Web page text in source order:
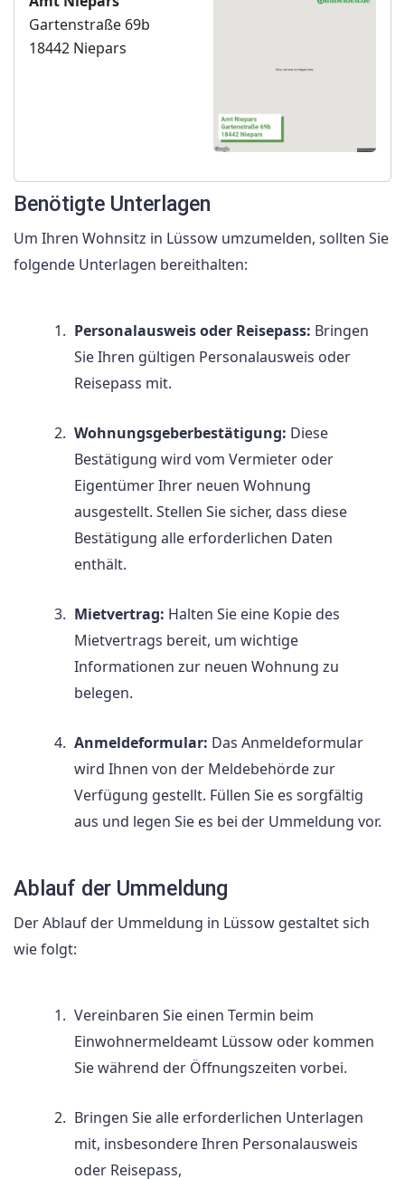
Gartenstraße 69b
18442 Niepars
Benötigte Unterlagen
Um Ihren Wohnsitz in Lüssow umzumelden, sollten Sie
folgende Unterlagen bereithalten:
Personalausweis oder Reisepass: Bringen
Sie Ihren gültigen Personalausweis oder
Reisepass mit.
Wohnungsgeberbestätigung: Diese
Bestätigung wird vom Vermieter oder
Eigentümer Ihrer neuen Wohnung
ausgestellt. Stellen Sie sicher, dass diese
Bestätigung alle erforderlichen Daten
enthält.
Mietvertrag: Halten Sie eine Kopie des
Mietvertrags bereit, um wichtige
Informationen zur neuen Wohnung zu
belegen.
Anmeldeformular: Das Anmeldeformular
wird Ihnen von der Meldebehörde zur
Verfügung gestellt. Füllen Sie es sorgfältig
aus und legen Sie es bei der Ummeldung vor.
Ablauf der Ummeldung
Der Ablauf der Ummeldung in Lüssow gestaltet sich
wie folgt:
Vereinbaren Sie einen Termin beim
Einwohnermeldeamt Lüssow oder kommen
Sie während der Öffnungszeiten vorbei.
Bringen Sie alle erforderlichen Unterlagen
mit, insbesondere Ihren Personalausweis
oder Reisepass,